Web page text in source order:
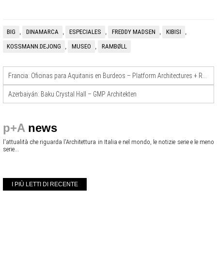
BIG , DINAMARCA , ESPECIALES , FREDDY MADSEN , KIBISI ,
KOSSMANN.DEJONG , MUSEO , RAMBØLL
Azerbaiyán: Baku Crystal Hall – GMP Architekten
p+A news
l'attualità che riguarda l'Architettura in Italia e nel mondo, le notizie serie e le meno
serie...
I PIÙ LETTI DI RECENTE